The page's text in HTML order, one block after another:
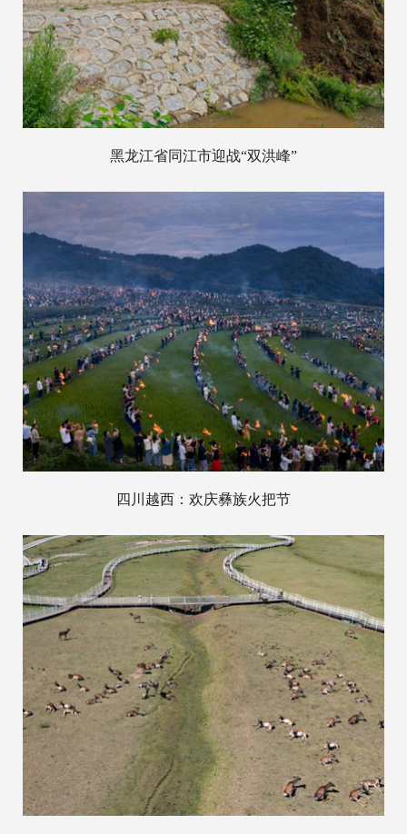
黑龙江省同江市迎战“双洪峰”
四川越西：欢庆彝族火把节